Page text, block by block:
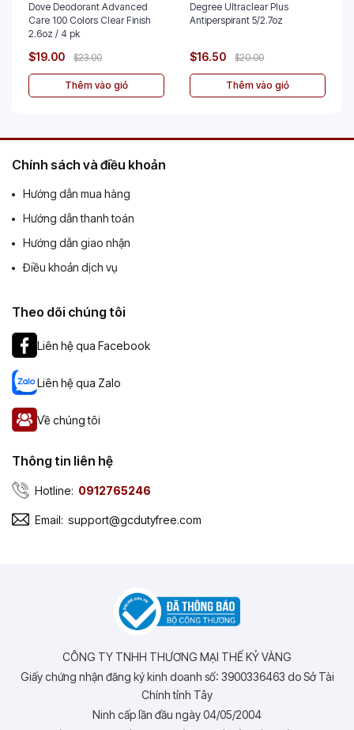
Dove Deodorant Advanced
Care 100 Colors Clear Finish
2.6oz / 4 pk
$19.00 $23.00
Thêm vào giỏ
Degree Ultraclear Plus
Antiperspirant 5/2.7oz
$16.50 $20.00
Thêm vào giỏ
Chính sách và điều khoản
Hướng dẫn mua hàng
Hướng dẫn thanh toán
Hướng dẫn giao nhận
Điều khoản dịch vụ
Theo dõi chúng tôi
Liên hệ qua Facebook
Liên hệ qua Zalo
Về chúng tôi
Thông tin liên hệ
Hotline: 0912765246
Email: support@gcdutyfree.com
CÔNG TY TNHH THƯƠNG MẠI THẾ KỶ VÀNG
Giấy chứng nhận đăng ký kinh doanh số: 3900336463 do Sở Tài
Chính tỉnh Tây
Ninh cấp lần đầu ngày 04/05/2004